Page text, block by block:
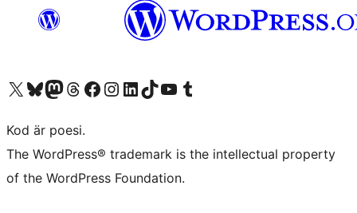
Besök vår X-konto (f.d. Twitter)
Besök vårt Bluesky-konto
Besök vårt Mastodon-konto
Besök vårt Thread-konto
Besök vår Facebook-sidaBesök vårt Instagram-konto
Besök vårt LinkedIn-konto
Besök vårt TikTok-konto
Besök vår YouTube-kanalBesök vårt Tumblr-konto
Kod är poesi.
The WordPress® trademark is the intellectual property
of the WordPress Foundation.